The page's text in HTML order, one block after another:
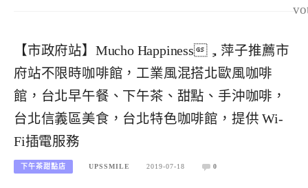
【市政府站】Mucho Happiness，萍子推薦市
府站不限時咖啡館，工業風混搭北歐風咖啡
館，台北早午餐、下午茶、甜點、手沖咖啡，
台北信義區美食，台北特色咖啡館，提供 Wi-
Fi插電服務
下午茶甜點店 UPSSMILE 2019-07-18 0